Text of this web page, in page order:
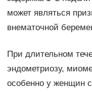
может являться
внематочной
При длительном
эндометриозу,
особенно у женщин